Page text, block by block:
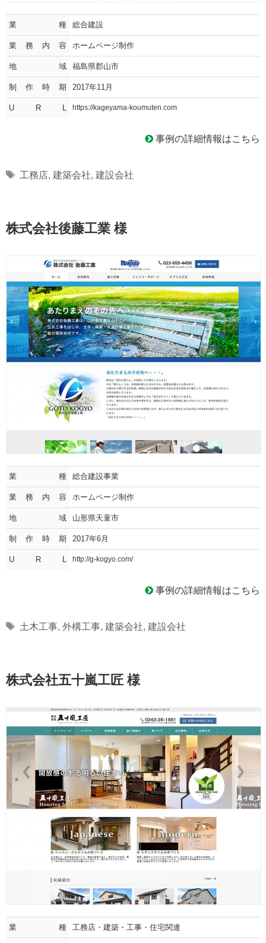
業種 総合建設
業務内容 ホームページ制作
地域 福島県郡山市
制作時期 2017年11月
U R L https://kageyama-koumuten.com
事例の詳細情報はこちら
Tags
工務店, 建築会社, 建設会社
株式会社後藤工業 様
業種 総合建設事業
業務内容 ホームページ制作
地域 山形県天童市
制作時期 2017年6月
U R L http://g-kogyo.com/
事例の詳細情報はこちら
Tags
土木工事, 外構工事, 建築会社, 建設会社
株式会社五十嵐工匠 様
業種 工務店・建築・工事・住宅関連